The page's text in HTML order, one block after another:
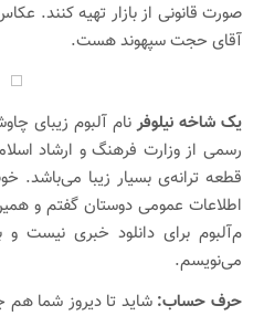
صورت قانونی از بازار تهیه کنند.
آقای حجت سپهوند هست.
یک شاخه نیلوفرنام آلبوم زیبای
قطعه ترانه‌ی بسیار زیبا می‌باشد.
اطلاعات عمومی دوستان گفتم و
م‌آلبوم برای دانلود خبری نیست
می‌نویسم.
حرف حساب: شاید تا دیروز شما هم